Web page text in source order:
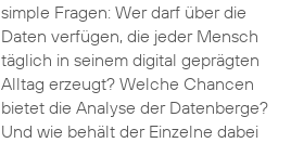
simple Fragen: Wer darf über die
Daten verfügen, die jeder Mensch
täglich in seinem digital geprägten
Alltag erzeugt? Welche Chancen
bietet die Analyse der Datenberge?
Und wie behält der Einzelne dabei